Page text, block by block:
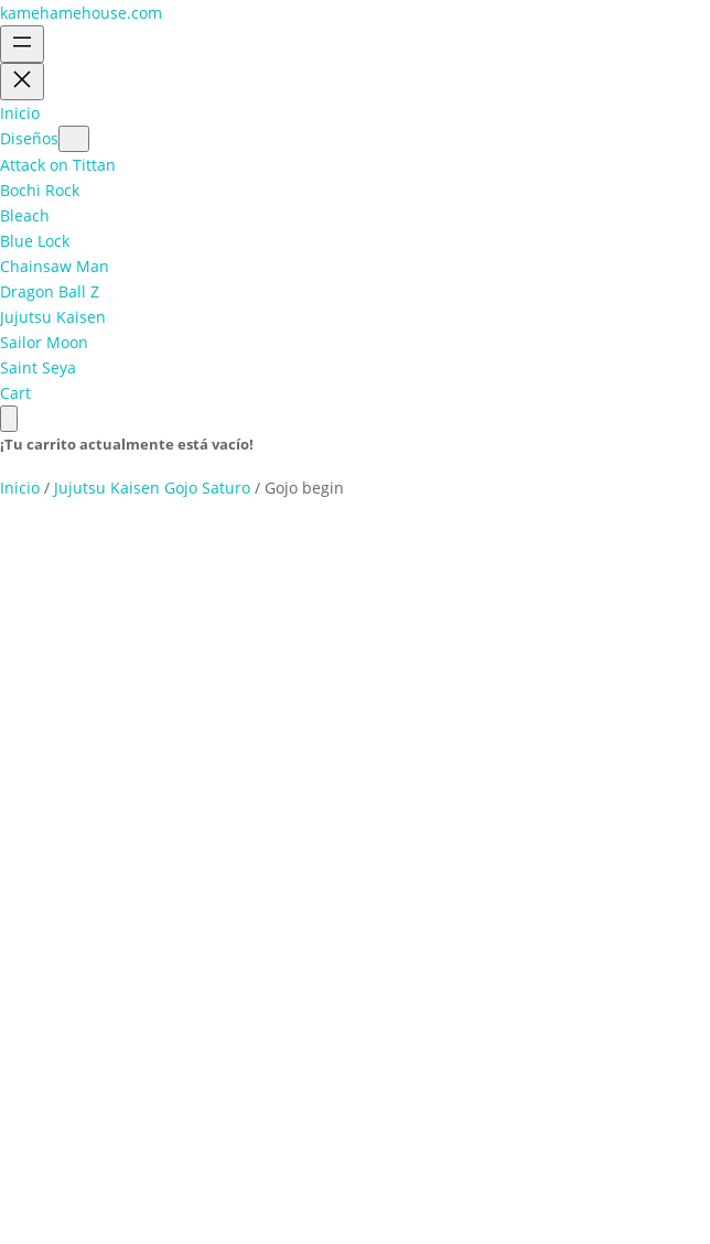
kamehamehouse.com
Inicio
Diseños
Attack on Tittan
Bochi Rock
Bleach
Blue Lock
Chainsaw Man
Dragon Ball Z
Jujutsu Kaisen
Sailor Moon
Saint Seya
Cart
¡Tu carrito actualmente está vacío!
Inicio / Jujutsu Kaisen Gojo Saturo / Gojo begin